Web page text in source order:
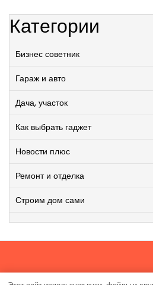
Категории
Бизнес советник
Гараж и авто
Дача, участок
Как выбрать гаджет
Новости плюс
Ремонт и отделка
Строим дом сами